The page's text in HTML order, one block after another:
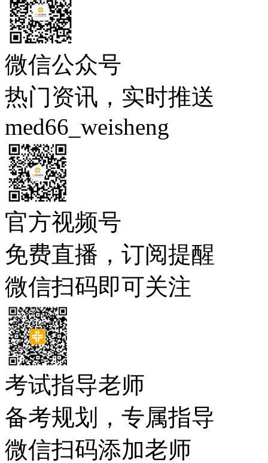
微信公众号
热门资讯，实时推送
med66_weisheng
官方视频号
免费直播，订阅提醒
微信扫码即可关注
考试指导老师
备考规划，专属指导
微信扫码添加老师